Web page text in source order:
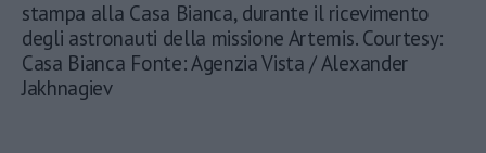
stampa alla Casa Bianca, durante il ricevimento
degli astronauti della missione Artemis. Courtesy:
Casa Bianca Fonte: Agenzia Vista / Alexander
Jakhnagiev